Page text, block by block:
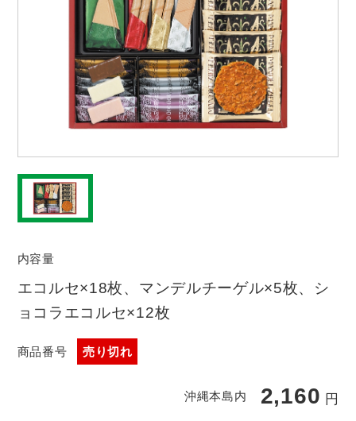
内容量
エコルセ×18枚、マンデルチーゲル×5枚、シ
ョコラエコルセ×12枚
商品番号 売り切れ
沖縄本島内 2,160 円